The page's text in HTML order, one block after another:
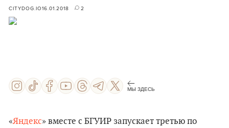
CITYDOG.IO16.01.2018 2
МЫ ЗДЕСЬ
«Яндекс» вместе с БГУИР запускает третью по